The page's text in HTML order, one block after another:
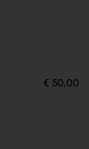
€ 50,00